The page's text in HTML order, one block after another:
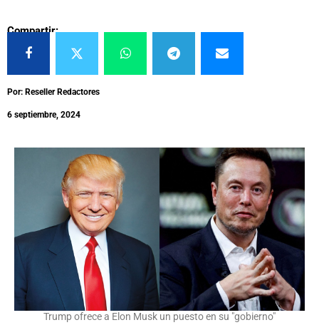
Compartir:
Por: Reseller Redactores
6 septiembre, 2024
Trump ofrece a Elon Musk un puesto en su "gobierno"